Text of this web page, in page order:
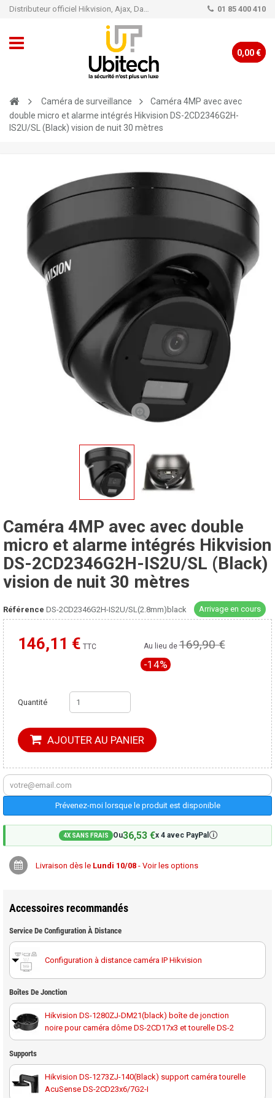
Distributeur officiel Hikvision, Ajax, Dahua, TP-Link - Caméra de vidéo surveillance - Alarme 01 85 400 410
0,00 €
Caméra de surveillance
Caméra 4MP avec avec
double micro et alarme intégrés Hikvision DS-2CD2346G2H-
IS2U/SL (Black) vision de nuit 30 mètres
Caméra 4MP avec avec double
micro et alarme intégrés Hikvision
DS-2CD2346G2H-IS2U/SL (Black)
vision de nuit 30 mètres
Référence DS-2CD2346G2H-IS2U/SL(2.8mm)black Arrivage en cours
146,11 € TTC
Moins cher ailleurs ? Au lieu de169,90 €
-14%
Quantité
AJOUTER AU PANIER
Prévenez-moi lorsque le produit est disponible
4X SANS FRAIS Ou36,53 €x 4 avec PayPal 🛈
Livraison dès le Lundi 10/08 - Voir les options
Accessoires recommandés
Service De Configuration À Distance
Configuration à distance caméra IP Hikvision
Boîtes De Jonction
Hikvision DS-1280ZJ-DM21(black) boîte de jonction
noire pour caméra dôme DS-2CD17x3 et tourelle DS-2
Supports
Hikvision DS-1273ZJ-140(Black) support caméra tourelle
AcuSense DS-2CD23x6/7G2-I